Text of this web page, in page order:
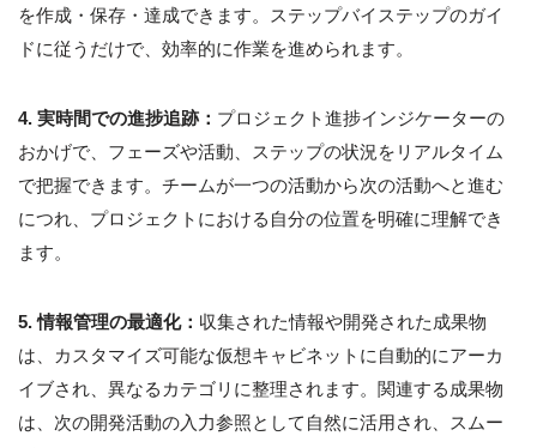
を作成・保存・達成できます。ステップバイステップのガイ
ドに従うだけで、効率的に作業を進められます。
4. 実時間での進捗追跡： プロジェクト進捗インジケーターの
おかげで、フェーズや活動、ステップの状況をリアルタイム
で把握できます。チームが一つの活動から次の活動へと進む
につれ、プロジェクトにおける自分の位置を明確に理解でき
ます。
5. 情報管理の最適化： 収集された情報や開発された成果物
は、カスタマイズ可能な仮想キャビネットに自動的にアーカ
イブされ、異なるカテゴリに整理されます。関連する成果物
は、次の開発活動の入力参照として自然に活用され、スムー